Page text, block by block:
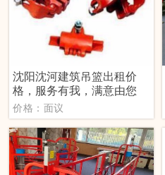
沈阳沈河建筑吊篮出租价
格，服务有我，满意由您
价格：面议